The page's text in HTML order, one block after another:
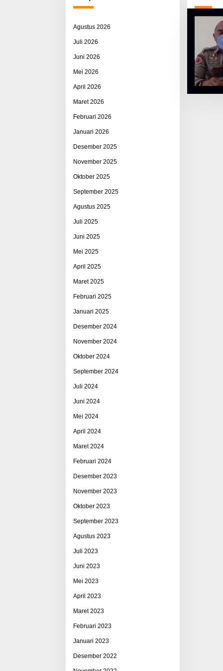
Agustus 2026
Juli 2026
Juni 2026
Mei 2026
April 2026
Maret 2026
Februari 2026
Januari 2026
Desember 2025
November 2025
Oktober 2025
September 2025
Agustus 2025
Juli 2025
Juni 2025
Mei 2025
April 2025
Maret 2025
Februari 2025
Januari 2025
Desember 2024
November 2024
Oktober 2024
September 2024
Juli 2024
Juni 2024
Mei 2024
April 2024
Maret 2024
Februari 2024
Desember 2023
November 2023
Oktober 2023
September 2023
Agustus 2023
Juli 2023
Juni 2023
Mei 2023
April 2023
Maret 2023
Februari 2023
Januari 2023
Desember 2022